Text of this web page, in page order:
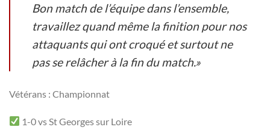
Bon match de l’équipe dans l’ensemble,
travaillez quand même la finition pour nos
attaquants qui ont croqué et surtout ne
pas se relâcher à la fin du match.»
Vétérans : Championnat
1-0 vs St Georges sur Loire